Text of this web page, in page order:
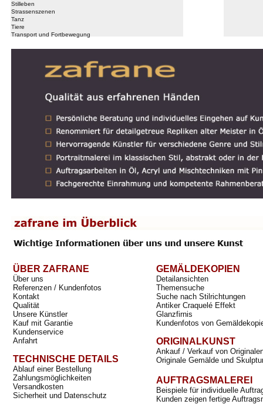
Stilleben
Strassenszenen
Tanz
Tiere
Transport und Fortbewegung
ÜBER ZAFRANE
Über uns
Referenzen / Kundenfotos
Kontakt
Qualität
Unsere Künstler
Kauf mit Garantie
Kundenservice
Anfahrt
TECHNISCHE DETAILS
Ablauf einer Bestellung
Zahlungsmöglichkeiten
Versandkosten
Sicherheit und Datenschutz
GEMÄLDEKOPIEN
Detailansichten
Themensuche
Suche nach Stilrichtungen
Antiker Craquelé Effekt
Glanzfirnis
Kundenfotos von
ORIGINALKUNST
Ankauf / Verkauf von
Originale Gemälde und
AUFTRAGSMALEREI
Beispiele für individuelle
Kunden zeigen fertige